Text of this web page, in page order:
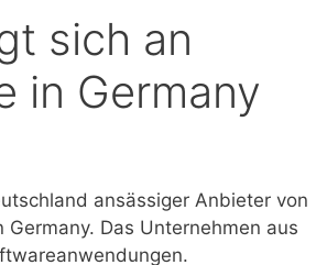
sich an
in Germany
ansässiger Anbieter von
Das Unternehmen aus